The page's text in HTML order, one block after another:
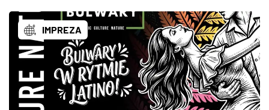
ROZRYWKA
W KINACH
GASTRONOMIA
IMPREZA